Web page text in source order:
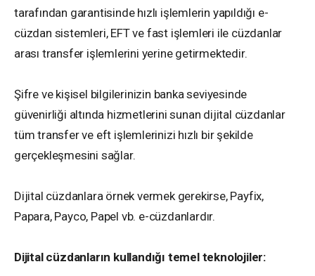
tarafından garantisinde hızlı işlemlerin yapıldığı e-
cüzdan sistemleri, EFT ve fast işlemleri ile cüzdanlar
arası transfer işlemlerini yerine getirmektedir.
Şifre ve kişisel bilgilerinizin banka seviyesinde
güvenirliği altında hizmetlerini sunan dijital cüzdanlar
tüm transfer ve eft işlemlerinizi hızlı bir şekilde
gerçekleşmesini sağlar.
Dijital cüzdanlara örnek vermek gerekirse, Payfix,
Papara, Payco, Papel vb. e-cüzdanlardır.
Dijital cüzdanların kullandığı temel teknolojiler: